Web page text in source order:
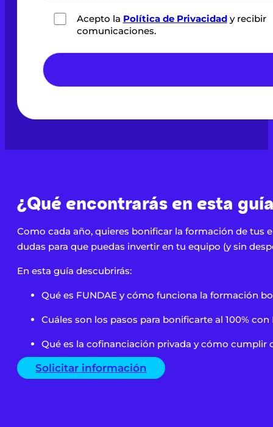
Acepto la Política de Privacidady recibir
comunicaciones.*
¿Qué encontrarás en esta
Como cada año, quieres bonificar la formación de tus
dudas para que puedas invertir en tu equipo (y sin
En esta guía descubrirás:
Qué es FUNDAE y cómo funciona la formación
Cuáles son los pasos para bonificarte al 100% con
Qué es la cofinanciación privada y cómo cumplir
Solicitar información